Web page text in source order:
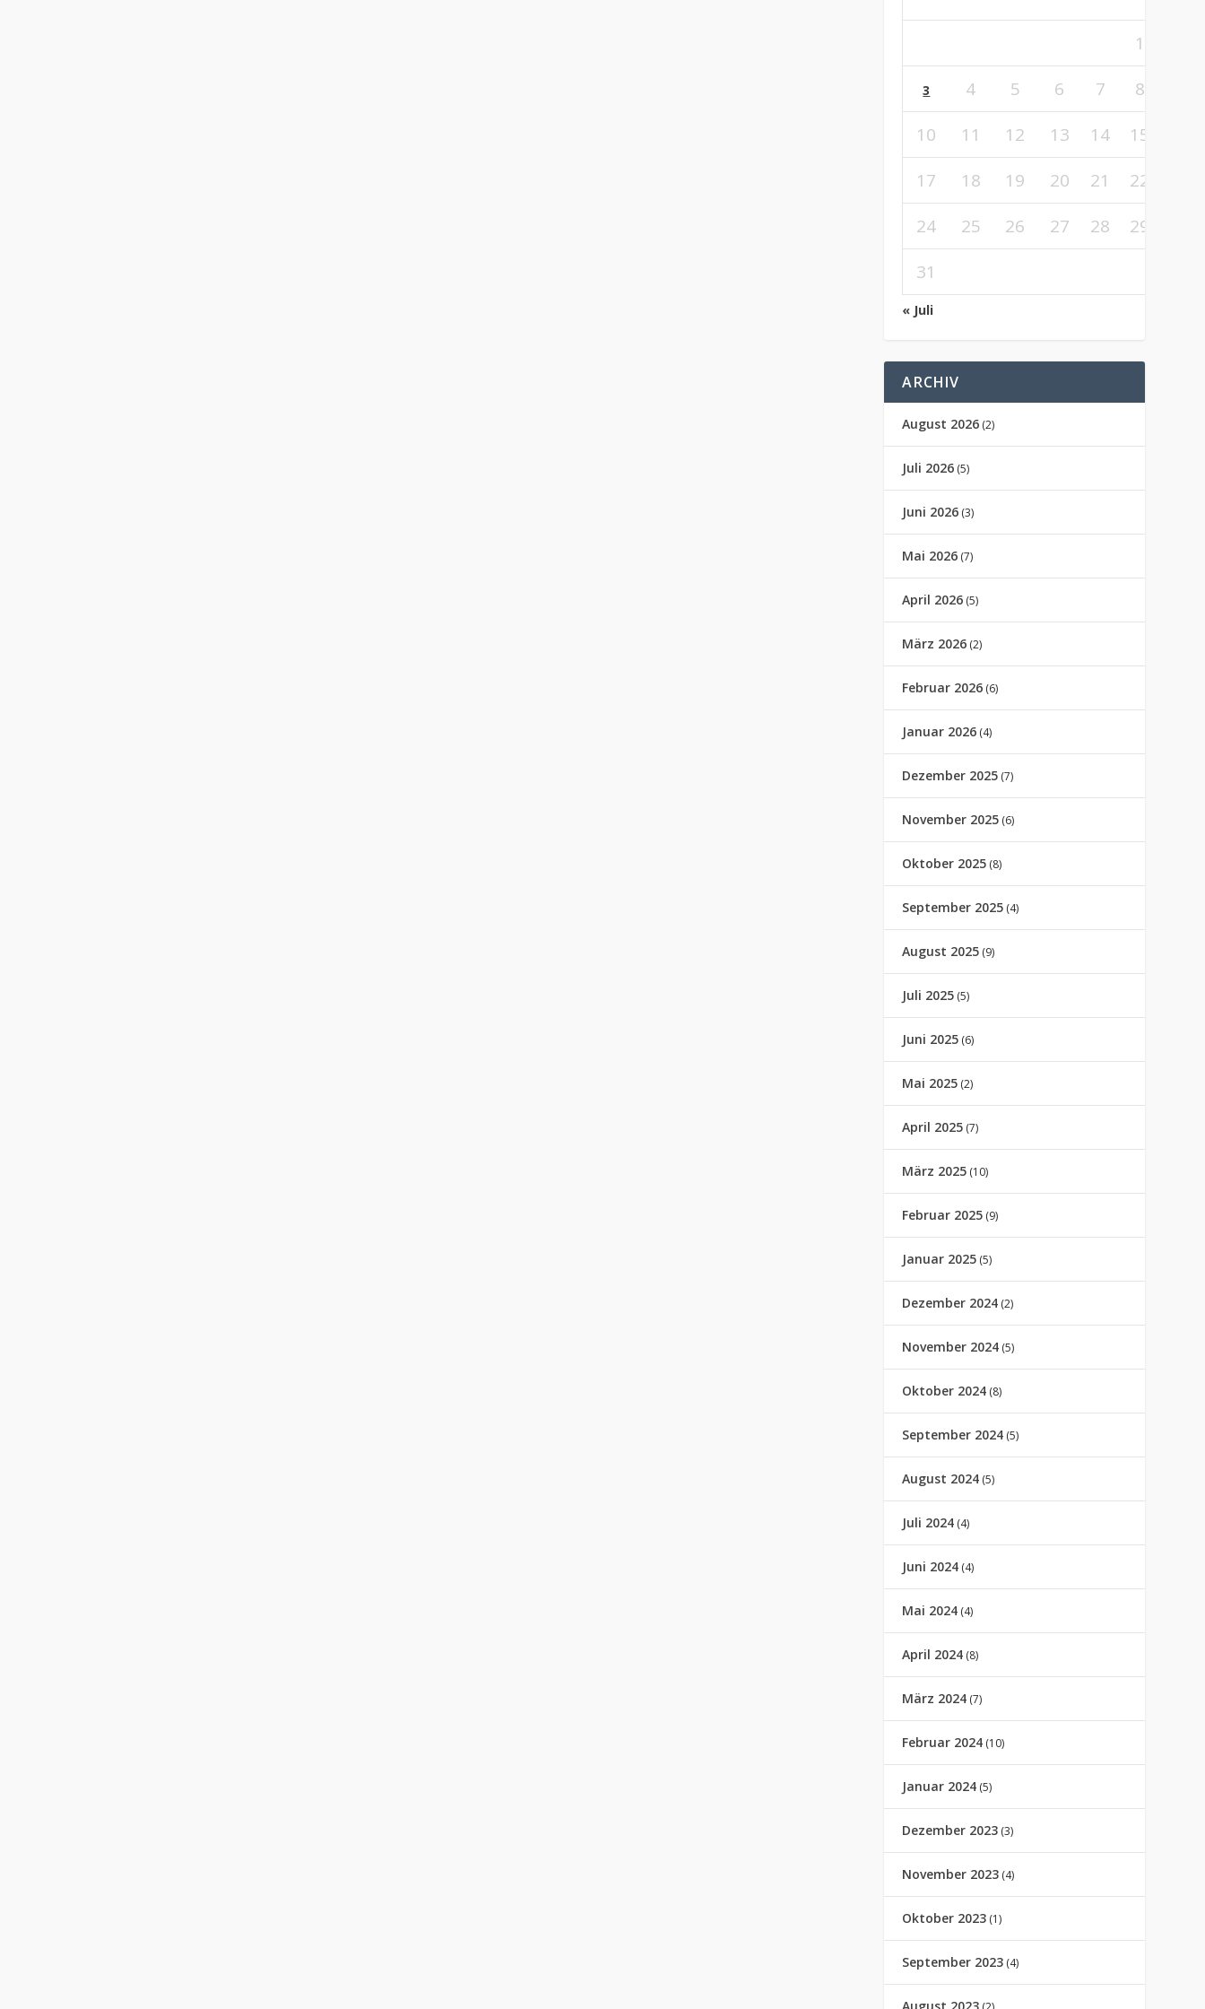
1
3 4 5 6 7 8
10
11 12 13 14 15
17
18 19 20 21 22
24
25 26 27 28 29
31
« Juli
ARCHIV
August 2026 (2)
Juli 2026 (5)
Juni 2026 (3)
Mai 2026 (7)
April 2026 (5)
März 2026 (2)
Februar 2026 (6)
Januar 2026 (4)
Dezember 2025 (7)
November 2025 (6)
Oktober 2025 (8)
September 2025 (4)
August 2025 (9)
Juli 2025 (5)
Juni 2025 (6)
Mai 2025 (2)
April 2025 (7)
März 2025 (10)
Februar 2025 (9)
Januar 2025 (5)
Dezember 2024 (2)
November 2024 (5)
Oktober 2024 (8)
September 2024 (5)
August 2024 (5)
Juli 2024 (4)
Juni 2024 (4)
Mai 2024 (4)
April 2024 (8)
März 2024 (7)
Februar 2024 (10)
Januar 2024 (5)
Dezember 2023 (3)
November 2023 (4)
Oktober 2023 (1)
September 2023 (4)
August 2023